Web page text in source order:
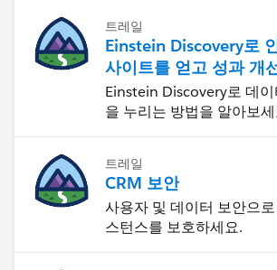
트레일
Einstein Discovery로
사이트를 얻고 성과 개
하기
Einstein Discovery로 데
을 누리는 방법을 알아보
트레일
CRM 보안
사용자 및 데이터 보안으
스턴스를 보호하세요.